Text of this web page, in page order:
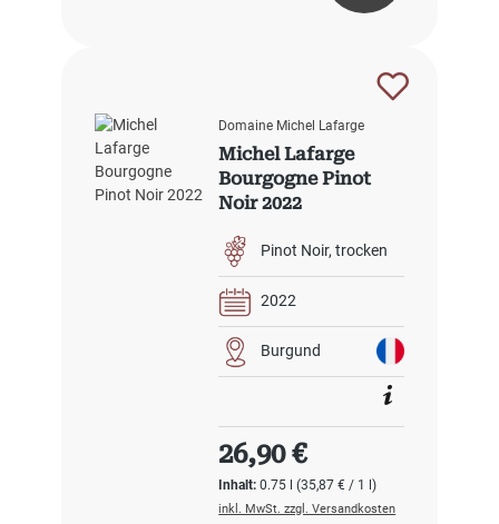
Domaine Michel Lafarge
Michel Lafarge
Bourgogne Pinot
Noir 2022
Pinot Noir trocken
2022
Burgund
Inhalt:0.75 l(35,87 € / 1 l)
Regulärer Preis:
26,90 €
inkl. MwSt. zzgl. Versandkosten